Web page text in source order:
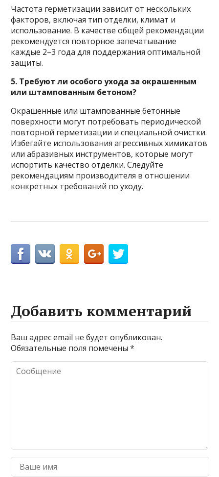
Частота герметизации зависит от нескольких
факторов, включая тип отделки, климат и
использование. В качестве общей рекомендации
рекомендуется повторное запечатывание
каждые 2–3 года для поддержания оптимальной
защиты.
5. Требуют ли особого ухода за окрашенным
или штампованным бетоном?
Окрашенные или штампованные бетонные
поверхности могут потребовать периодической
повторной герметизации и специальной очистки.
Избегайте использования агрессивных химикатов
или абразивных инструментов, которые могут
испортить качество отделки. Следуйте
рекомендациям производителя в отношении
конкретных требований по уходу.
Добавить комментарий
Ваш адрес email не будет опубликован.
Обязательные поля помечены*